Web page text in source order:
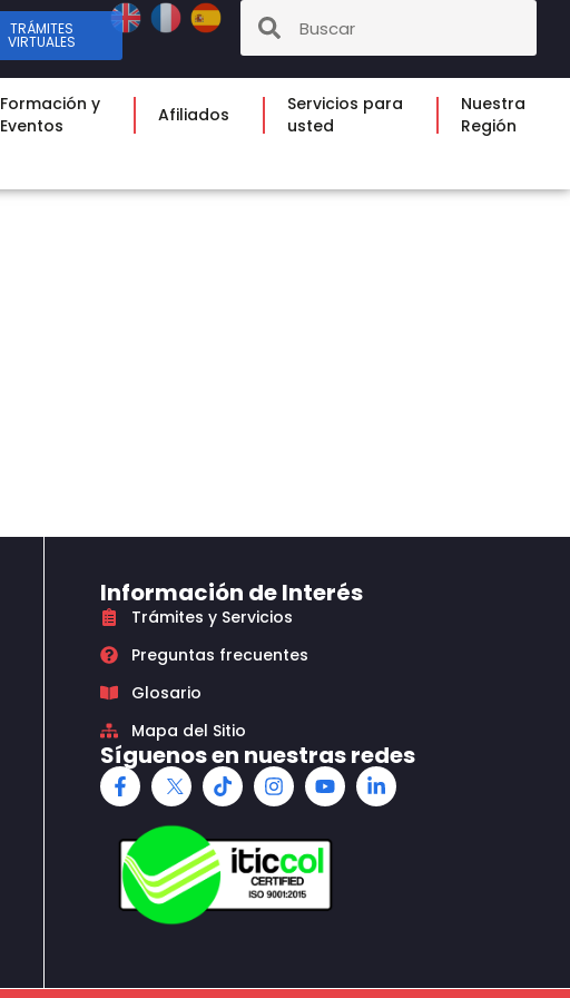
TRÁMITES
VIRTUALES
Formación y
Eventos
Afiliados
Servicios para
usted
Nuestra
Región
Información de Interés
Trámites y Servicios
Preguntas frecuentes
Glosario
Mapa del Sitio
Síguenos en nuestras redes